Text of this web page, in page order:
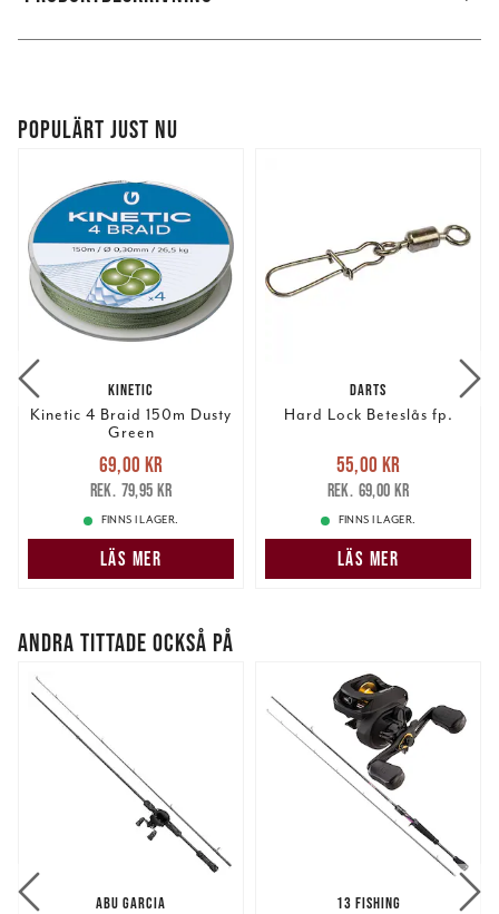
POPULÄRT JUST NU
KINETIC
Kinetic 4 Braid 150m Dusty
Green
Nuvarande pris
69,00 krTidigare pris
79,95 kr
69,00 kr
79,95 kr
FINNS I LAGER.
LÄS MER
DARTS
Hard Lock Beteslås fp.
Nuvarande pris
55,00 krTidigare pris
69,00 kr
55,00 kr
69,00 kr
FINNS I LAGER.
LÄS MER
ANDRA TITTADE OCKSÅ PÅ
ABU GARCIA 13 FISHING